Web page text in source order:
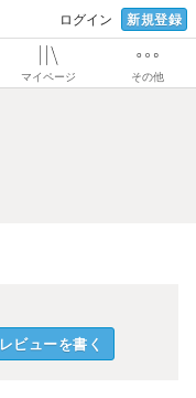
ログイン 新規登録
マイページ その他
レビューを書く